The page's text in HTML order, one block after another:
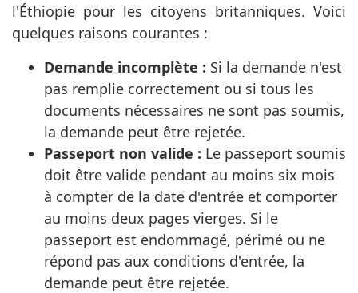
l'Éthiopie pour les citoyens britanniques. Voici
quelques raisons courantes :
Demande incomplète : Si la demande n'est
pas remplie correctement ou si tous les
documents nécessaires ne sont pas soumis,
la demande peut être rejetée.
Passeport non valide : Le passeport soumis
doit être valide pendant au moins six mois
à compter de la date d'entrée et comporter
au moins deux pages vierges. Si le
passeport est endommagé, périmé ou ne
répond pas aux conditions d'entrée, la
demande peut être rejetée.